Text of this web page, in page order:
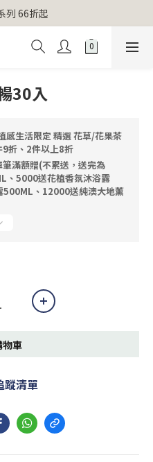
即送 香遇熊超人行李吊牌
列 66折起
即送 香遇熊超人行李吊牌
30入
感生活限定 精選 花草/花果茶
9折、2件以上8折
滿額贈(不累送，送完為
、5000送花植香氛沐浴露
、12000送純澳大地薰
物車
蹤清單